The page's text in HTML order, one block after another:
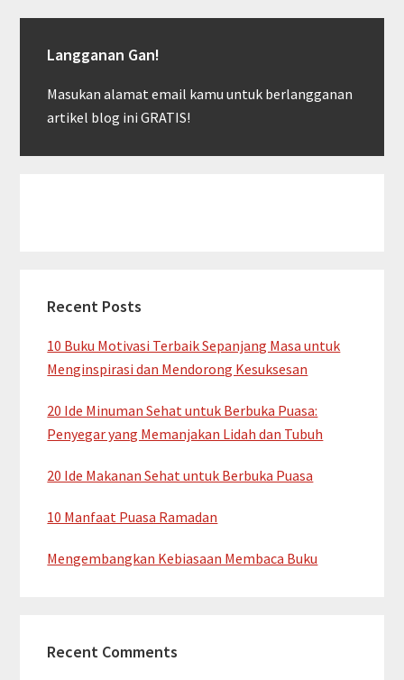
Langganan Gan!
Masukan alamat email kamu untuk berlangganan
artikel blog ini GRATIS!
Recent Posts
10 Buku Motivasi Terbaik Sepanjang Masa untuk
Menginspirasi dan Mendorong Kesuksesan
20 Ide Minuman Sehat untuk Berbuka Puasa:
Penyegar yang Memanjakan Lidah dan Tubuh
20 Ide Makanan Sehat untuk Berbuka Puasa
10 Manfaat Puasa Ramadan
Mengembangkan Kebiasaan Membaca Buku
Recent Comments